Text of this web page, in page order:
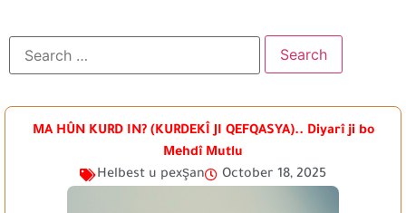
MA HÛN KURD IN? (KURDEKÎ JI QEFQASYA).. Diyarî ji bo
Mehdî Mutlu
Helbest u pexşan
October 18, 2025